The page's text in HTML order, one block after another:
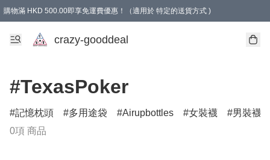
購物滿 HKD 500.00即享免運費優惠！（適用於 特定的送貨方式 )
成為會員可享免費禮品
crazy-gooddeal
#TexasPoker
記憶枕頭 多用途袋 Airupbottles 女裝襪
男裝襪
0項 商品